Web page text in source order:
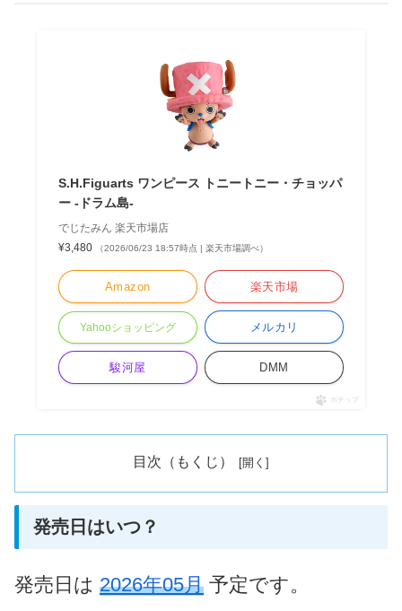
S.H.Figuarts ワンピース トニートニー・チョッパ
ー -ドラム島-
でじたみん 楽天市場店
¥3,480
（2026/06/23 18:57時点 | 楽天市場調べ）
Amazon 楽天市場
Yahooショッピング メルカリ
駿河屋 DMM
ポチップ
目次（もくじ）
発売日はいつ？
発売日は 2026年05月 予定です。